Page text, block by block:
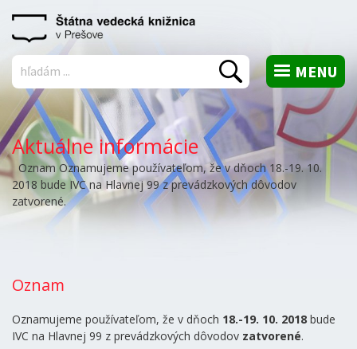
MENU
Vyhľadať
Aktuálne informácie
Oznam Oznamujeme používateľom, že v dňoch 18.-19. 10.
2018 bude IVC na Hlavnej 99 z prevádzkových dôvodov
zatvorené.
Oznam
Oznamujeme používateľom, že v dňoch 18.-19. 10. 2018 bude
IVC na Hlavnej 99 z prevádzkových dôvodov zatvorené.